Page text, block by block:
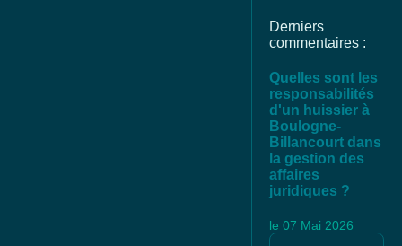
Derniers
commentaires :
Quelles sont les
responsabilités
d'un huissier à
Boulogne-
Billancourt dans
la gestion des
affaires
juridiques ?
le 07 Mai 2026